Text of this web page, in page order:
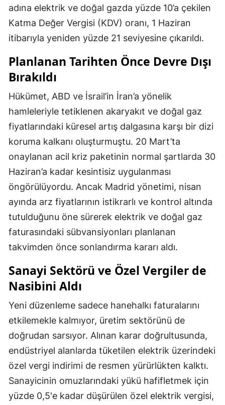
adına elektrik ve doğal gazda yüzde 10’a çekilen
Katma Değer Vergisi (KDV) oranı, 1 Haziran
itibarıyla yeniden yüzde 21 seviyesine çıkarıldı.
Planlanan Tarihten Önce Devre Dışı
Bırakıldı
Hükümet, ABD ve İsrail’in İran’a yönelik
hamleleriyle tetiklenen akaryakıt ve doğal gaz
fiyatlarındaki küresel artış dalgasına karşı bir dizi
koruma kalkanı oluşturmuştu. 20 Mart’ta
onaylanan acil kriz paketinin normal şartlarda 30
Haziran’a kadar kesintisiz uygulanması
öngörülüyordu. Ancak Madrid yönetimi, nisan
ayında arz fiyatlarının istikrarlı ve kontrol altında
tutulduğunu öne sürerek elektrik ve doğal gaz
faturasındaki sübvansiyonları planlanan
takvimden önce sonlandırma kararı aldı.
Sanayi Sektörü ve Özel Vergiler de
Nasibini Aldı
Yeni düzenleme sadece hanehalkı faturalarını
etkilemekle kalmıyor, üretim sektörünü de
doğrudan sarsıyor. Alınan karar doğrultusunda,
endüstriyel alanlarda tüketilen elektrik üzerindeki
özel vergi indirimi de resmen yürürlükten kalktı.
Sanayicinin omuzlarındaki yükü hafifletmek için
yüzde 0,5'e kadar düşürülen özel elektrik vergisi,